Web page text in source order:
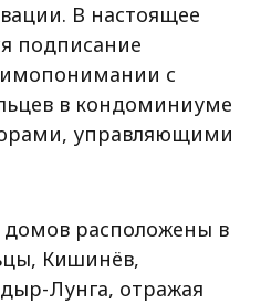
В настоящее
подписание
с
в кондоминиуме
управляющими
расположены в
Кишинёв,
Лунга, отражая